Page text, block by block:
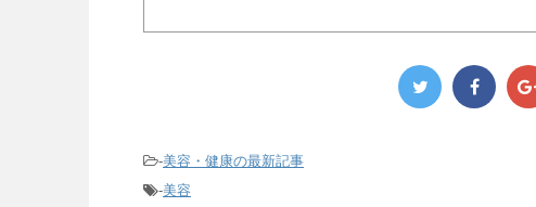
-美容・健康の最新記事
-美容